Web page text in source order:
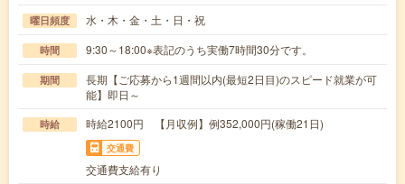
曜日頻度 水・木・金・土・日・祝
時間 9:30～18:00※表記のうち実働7時間30分です。
期間
長期【ご応募から1週間以内(最短2日目)のスピード就業が可
能】即日～
時給 時給2100円 【月収例】例352,000円(稼働21日)
交通費
交通費支給有り